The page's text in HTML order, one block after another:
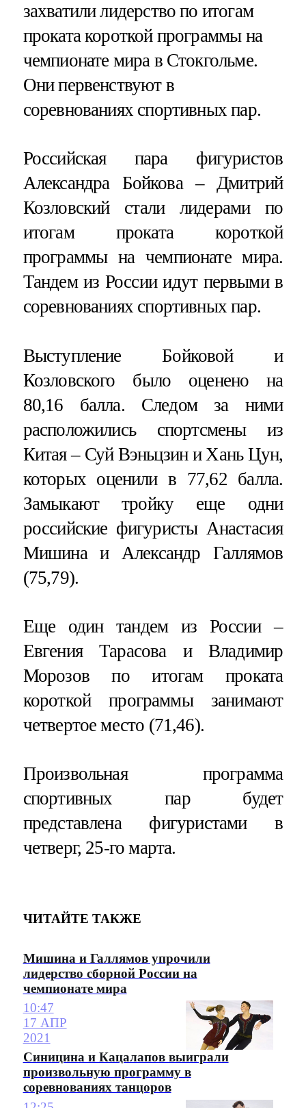
захватили лидерство по итогам
проката короткой программы на
чемпионате мира в Стокгольме.
Они первенствуют в
соревнованиях спортивных пар.
Российская пара фигуристов
Александра Бойкова – Дмитрий
Козловский стали лидерами по
итогам проката короткой
программы на чемпионате мира.
Тандем из России идут первыми в
соревнованиях спортивных пар.
Выступление Бойковой и
Козловского было оценено на
80,16 балла. Следом за ними
расположились спортсмены из
Китая – Суй Вэньцзин и Хань Цун,
которых оценили в 77,62 балла.
Замыкают тройку еще одни
российские фигуристы Анастасия
Мишина и Александр Галлямов
(75,79).
Еще один тандем из России –
Евгения Тарасова и Владимир
Морозов по итогам проката
короткой программы занимают
четвертое место (71,46).
Произвольная программа
спортивных пар будет
представлена фигуристами в
четверг, 25-го марта.
ЧИТАЙТЕ ТАКЖЕ
Мишина и Галлямов упрочили
лидерство сборной России на
чемпионате мира
10:47
17 АПР
2021
Синицина и Кацалапов выиграли
произвольную программу в
соревнованиях танцоров